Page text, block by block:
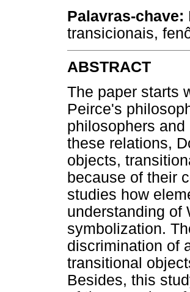
Palavras-chave:
transicionais,
ABSTRACT
The paper starts
Peirce's
philosophers
these relations,
objects,
because of their
studies how
understanding of
symbolization.
discrimination of
transitional
Besides, this